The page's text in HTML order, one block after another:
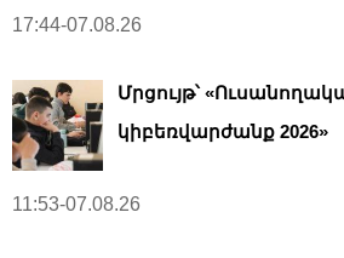
17:44-07.08.26
Մրցույթ՝
կիբեռվարժանք 2026»
11:53-07.08.26